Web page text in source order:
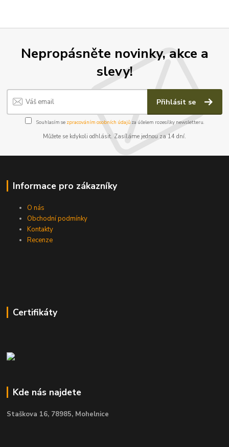
Nepropásněte novinky, akce a
slevy!
Přihlásit se
Souhlasím se zpracováním osobních údajůza účelem rozesílky newsletteru.
Můžete se kdykoli odhlásit. Zasíláme jednou za 14 dní.
Informace pro zákazníky
O nás
Obchodní podmínky
Kontakty
Recenze
Certifikáty
Kde nás najdete
Staškova 16, 78985, Mohelnice